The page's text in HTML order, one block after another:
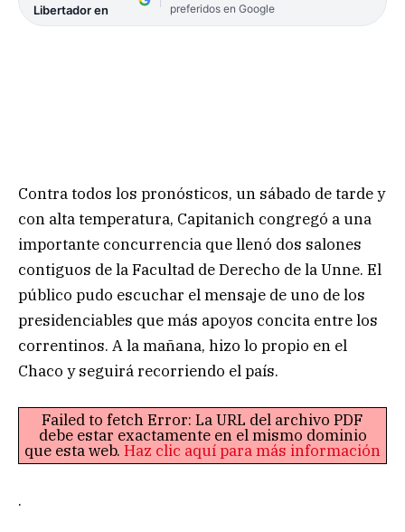
Libertador en
preferidos en Google
Contra todos los pronósticos, un sábado de tarde y
con alta temperatura, Capitanich congregó a una
importante concurrencia que llenó dos salones
contiguos de la Facultad de Derecho de la Unne. El
público pudo escuchar el mensaje de uno de los
presidenciables que más apoyos concita entre los
correntinos. A la mañana, hizo lo propio en el
Chaco y seguirá recorriendo el país.
Failed to fetch Error: La URL del archivo PDF
debe estar exactamente en el mismo dominio
que esta web. Haz clic aquí para más información
.